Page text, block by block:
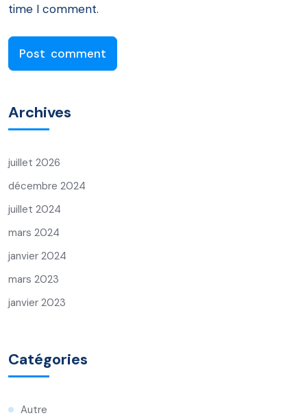
time I comment.
Archives
juillet 2026
décembre 2024
juillet 2024
mars 2024
janvier 2024
mars 2023
janvier 2023
Catégories
Autre